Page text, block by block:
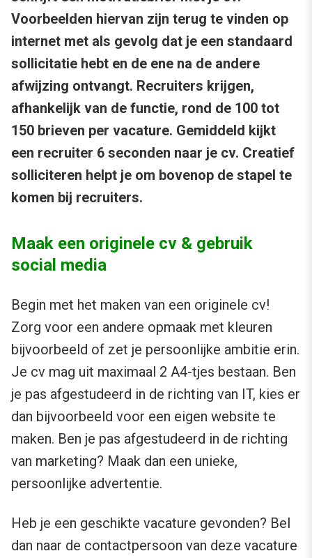
Voorbeelden hiervan zijn terug te vinden op
internet met als gevolg dat je een standaard
sollicitatie hebt en de ene na de andere
afwijzing ontvangt. Recruiters krijgen,
afhankelijk van de functie, rond de 100 tot
150 brieven per vacature. Gemiddeld kijkt
een recruiter 6 seconden naar je cv. Creatief
solliciteren helpt je om bovenop de stapel te
komen bij recruiters.
Maak een originele cv & gebruik
social media
Begin met het maken van een originele cv!
Zorg voor een andere opmaak met kleuren
bijvoorbeeld of zet je persoonlijke ambitie erin.
Je cv mag uit maximaal 2 A4-tjes bestaan. Ben
je pas afgestudeerd in de richting van IT, kies er
dan bijvoorbeeld voor een eigen website te
maken. Ben je pas afgestudeerd in de richting
van marketing? Maak dan een unieke,
persoonlijke advertentie.
Heb je een geschikte vacature gevonden? Bel
dan naar de contactpersoon van deze vacature